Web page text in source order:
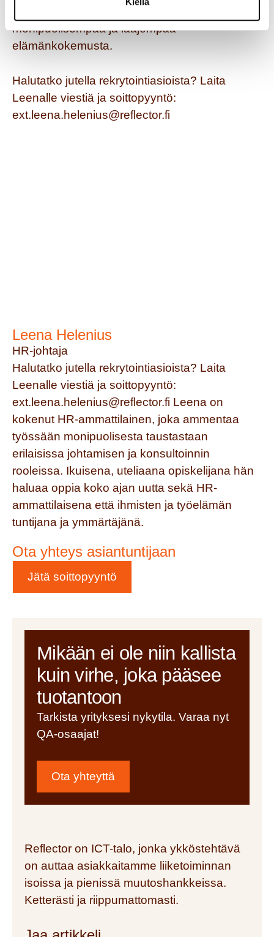
monipuolisempaa ja laajempaa
elämänkokemusta.
Halutatko jutella rekrytointiasioista? Laita
Leenalle viestiä ja soittopyyntö:
ext.leena.helenius@reflector.fi
Leena Helenius
HR-johtaja
Halutatko jutella rekrytointiasioista? Laita
Leenalle viestiä ja soittopyyntö:
ext.leena.helenius@reflector.fi Leena on
kokenut HR-ammattilainen, joka ammentaa
työssään monipuolisesta taustastaan
erilaisissa johtamisen ja konsultoinnin
rooleissa. Ikuisena, uteliaana opiskelijana hän
haluaa oppia koko ajan uutta sekä HR-
ammattilaisena että ihmisten ja työelämän
tuntijana ja ymmärtäjänä.
Ota yhteys asiantuntijaan
Jätä soittopyyntö
Mikään ei ole niin kallista
kuin virhe, joka pääsee
tuotantoon
Tarkista yrityksesi nykytila. Varaa nyt
QA-osaajat!
Ota yhteyttä
Reflector on ICT-talo, jonka ykköstehtävä
on auttaa asiakkaitamme liiketoiminnan
isoissa ja pienissä muutoshankkeissa.
Ketterästi ja riippumattomasti.